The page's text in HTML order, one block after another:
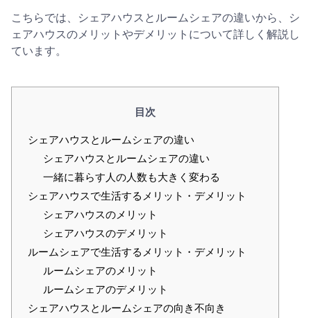
こちらでは、シェアハウスとルームシェアの違いから、シ
ェアハウスのメリットやデメリットについて詳しく解説し
ています。
目次
シェアハウスとルームシェアの違い
シェアハウスとルームシェアの違い
一緒に暮らす人の人数も大きく変わる
シェアハウスで生活するメリット・デメリット
シェアハウスのメリット
シェアハウスのデメリット
ルームシェアで生活するメリット・デメリット
ルームシェアのメリット
ルームシェアのデメリット
シェアハウスとルームシェアの向き不向き